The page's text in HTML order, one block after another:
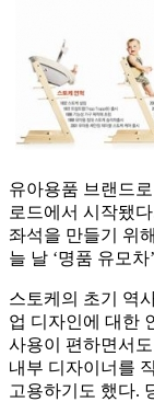
유아용품 브랜드
로드에서 시작됐
좌석을 만들기 위
늘 날 ‘명품 유모
스토케의 초기 역
업 디자인에 대한
사용이 편하면서
내부 디자이너를
고용하기도 했다.